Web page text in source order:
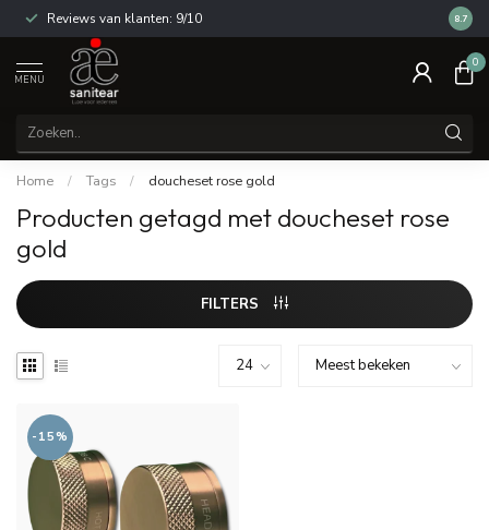
Reviews van klanten: 9/10 14
8.7
MENU
0
Home / Tags / doucheset rose gold
Producten getagd met doucheset rose
gold
FILTERS
-15%